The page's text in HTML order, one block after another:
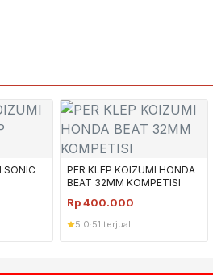
SONIC
PER KLEP KOIZUMI HONDA
BEAT 32MM KOMPETISI
Rp400.000
5.0 51 terjual